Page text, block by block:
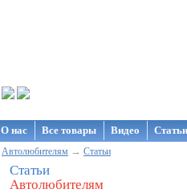
О нас Все товары Видео
Автолюбителям → Статьи
Статьи
Автолюбителям